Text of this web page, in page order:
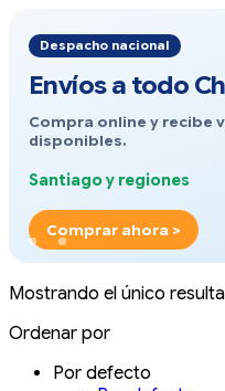
Despacho nacional
Envíos a todo
Compra online y recibe
disponibles.
Santiago y regiones
Comprar ahora >
Mostrando el único
Ordenar por
Por defecto